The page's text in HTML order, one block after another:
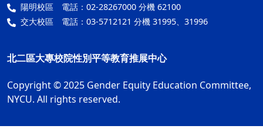
陽明校區 電話：02-28267000 分機 62100
交大校區 電話：03-5712121 分機 31995、31996
北二區大專校院性別平等教育推展中心
Copyright © 2025 Gender Equity Education Committee,
NYCU. All rights reserved.